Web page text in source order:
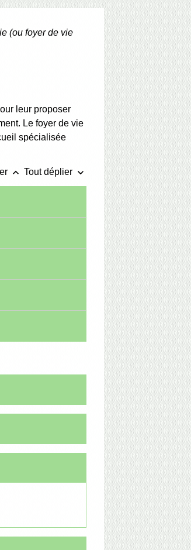
(ou foyer de vie
leur proposer
Le foyer de vie
spécialisée
keyboard_arrow_up Tout déplier keyboard_arrow_down